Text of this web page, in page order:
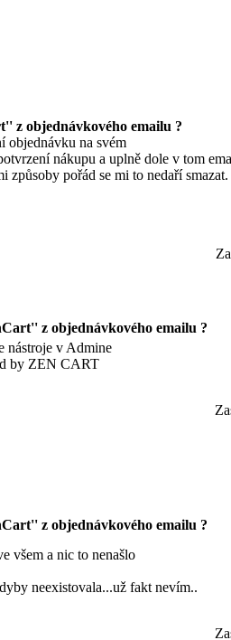
z objednávkového emailu ?
objednávku na svém
nákupu a uplně dole v tom
způsoby pořád se mi to nedaří smazat.
z objednávkového emailu ?
nástroje v Admine
by ZEN CART
z objednávkového emailu ?
všem a nic to nenašlo
neexistovala...už fakt nevím..